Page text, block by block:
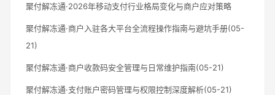
聚付解冻通·2026年移动支付行业格局变化与商户应对策略
聚付解冻通·商户入驻各大平台全流程操作指南与避坑手册(05-
21)
聚付解冻通·商户收款码安全管理与日常维护指南(05-21)
聚付解冻通·支付账户密码管理与权限控制深度解析(05-21)